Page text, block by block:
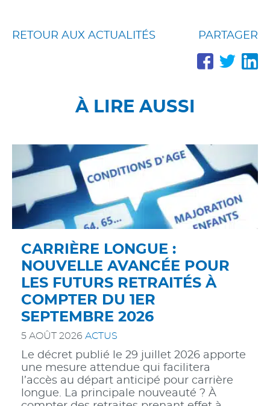
RETOUR AUX ACTUALITÉS PARTAGER
À LIRE AUSSI
CARRIÈRE LONGUE :
NOUVELLE AVANCÉE POUR
LES FUTURS RETRAITÉS À
COMPTER DU 1ER
SEPTEMBRE 2026
5 AOÛT 2026 ACTUS
Le décret publié le 29 juillet 2026 apporte
une mesure attendue qui facilitera
l’accès au départ anticipé pour carrière
longue. La principale nouveauté ? À